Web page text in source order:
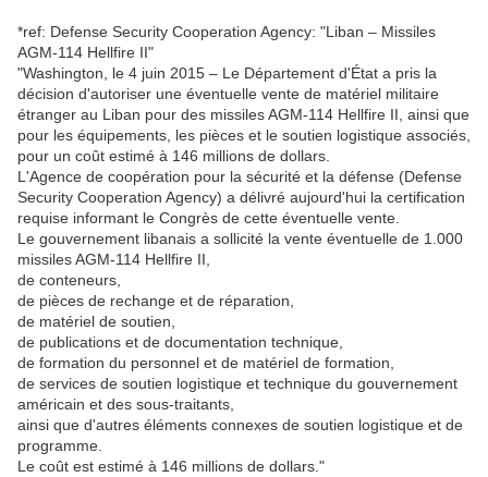
*ref: Defense Security Cooperation Agency: "Liban – Missiles
AGM-114 Hellfire II"
"Washington, le 4 juin 2015 – Le Département d'État a pris la
décision d'autoriser une éventuelle vente de matériel militaire
étranger au Liban pour des missiles AGM-114 Hellfire II, ainsi que
pour les équipements, les pièces et le soutien logistique associés,
pour un coût estimé à 146 millions de dollars.
L'Agence de coopération pour la sécurité et la défense (Defense
Security Cooperation Agency) a délivré aujourd'hui la certification
requise informant le Congrès de cette éventuelle vente.
Le gouvernement libanais a sollicité la vente éventuelle de 1.000
missiles AGM-114 Hellfire II,
de conteneurs,
de pièces de rechange et de réparation,
de matériel de soutien,
de publications et de documentation technique,
de formation du personnel et de matériel de formation,
de services de soutien logistique et technique du gouvernement
américain et des sous-traitants,
ainsi que d'autres éléments connexes de soutien logistique et de
programme.
Le coût est estimé à 146 millions de dollars."